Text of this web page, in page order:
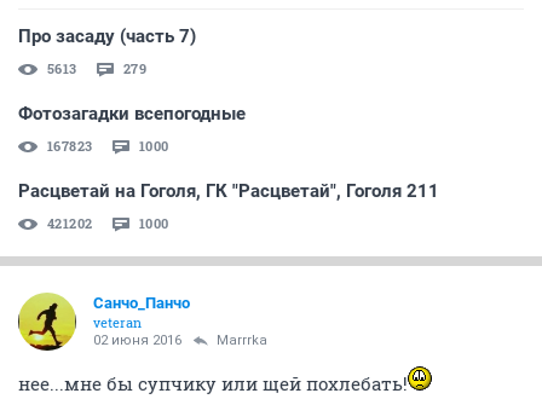
Про засаду (часть 7)
5613 279
Фотозагадки всепогодные
167823 1000
Расцветай на Гоголя, ГК "Расцветай", Гоголя 211
421202 1000
Cанчо_Панчо
veteran
02 июня 2016 Marrrka
нее...мне бы супчику или щей похлебать!